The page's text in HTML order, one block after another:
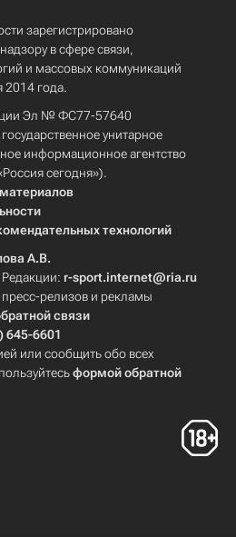
зарегистрировано
в сфере связи,
и массовых коммуникаций
года.
Эл № ФС77-57640
унитарное
информационное агентство
сегодня»).
технологий
А.В.
r-sport.internet@ria.ru
релизов и рекламы
связи
645-6601
или сообщить обо всех
формой обратной